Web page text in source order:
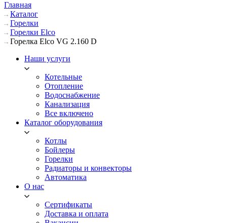
Главная
Каталог
Горелки
Горелки Elco
Горелка Elco VG 2.160 D
Наши услуги
Котельные
Отопление
Водоснабжение
Канализация
Все включено
Каталог оборудования
Котлы
Бойлеры
Горелки
Радиаторы и конвекторы
Автоматика
О нас
Сертификаты
Доставка и оплата